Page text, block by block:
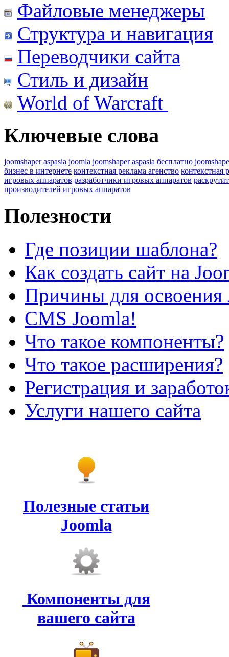
Файловые менеджеры
Структура и навигация
Переводчики сайта
Стиль и дизайн
World of Warcraft
Ключевые слова
joomshaper aspasia joomla joomshaper aspasia бесплатно
бизнес в интернете контекстная реклама агенство контекстная
игровых аппаратов разработчики игровых аппаратов
производителей игровых аппаратов
Полезности
Где позиции шаблона?
Как создать сайт на
Причины для освоения
CMS Joomla!
Что такое компоненты?
Что такое расширения?
Регистрация и
Услуги нашего сайта
Полезные статьи
Joomla
Компоненты для
вашего сайта